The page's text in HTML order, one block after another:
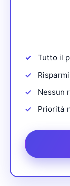
Tutto il
Nessun
Priorità